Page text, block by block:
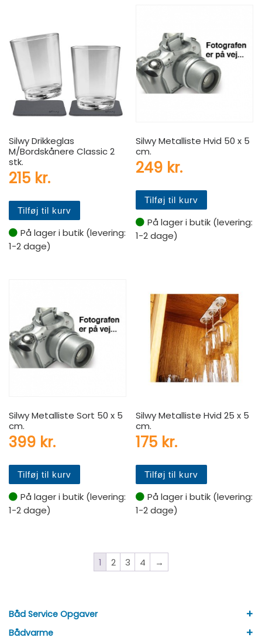
Silwy Drikkeglas
M/Bordskånere Classic 2
stk.
215 kr.
Tilføj til kurv
På lager i butik (levering:
1-2 dage)
Silwy Metalliste Hvid 50 x 5
cm.
249 kr.
Tilføj til kurv
På lager i butik (levering:
1-2 dage)
Silwy Metalliste Sort 50 x 5
cm.
399 kr.
Tilføj til kurv
På lager i butik (levering:
1-2 dage)
Silwy Metalliste Hvid 25 x 5
cm.
175 kr.
Tilføj til kurv
På lager i butik (levering:
1-2 dage)
1 2 3 4 →
Båd Service Opgaver +
Bådvarme +